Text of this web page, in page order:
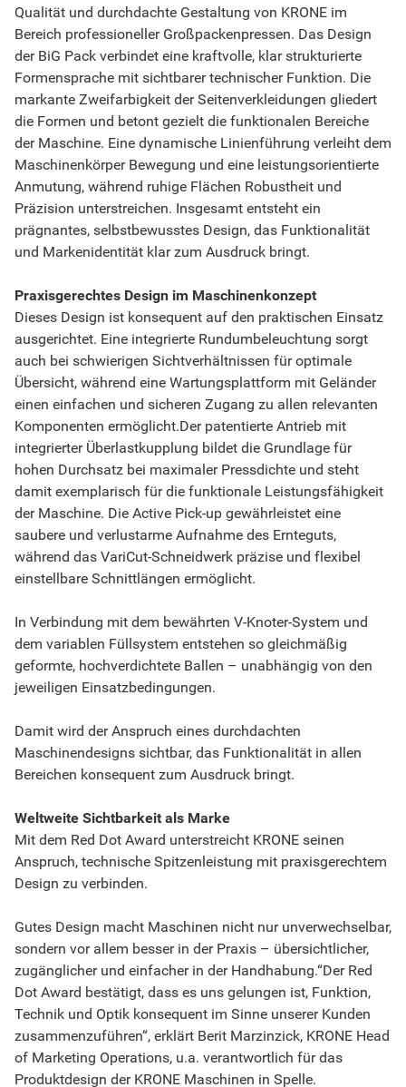
Qualität und durchdachte Gestaltung von KRONE im
Bereich professioneller Großpackenpressen. Das Design
der BiG Pack verbindet eine kraftvolle, klar strukturierte
Formensprache mit sichtbarer technischer Funktion. Die
markante Zweifarbigkeit der Seitenverkleidungen gliedert
die Formen und betont gezielt die funktionalen Bereiche
der Maschine. Eine dynamische Linienführung verleiht dem
Maschinenkörper Bewegung und eine leistungsorientierte
Anmutung, während ruhige Flächen Robustheit und
Präzision unterstreichen. Insgesamt entsteht ein
prägnantes, selbstbewusstes Design, das Funktionalität
und Markenidentität klar zum Ausdruck bringt.
Praxisgerechtes Design im Maschinenkonzept
Dieses Design ist konsequent auf den praktischen Einsatz
ausgerichtet. Eine integrierte Rundumbeleuchtung sorgt
auch bei schwierigen Sichtverhältnissen für optimale
Übersicht, während eine Wartungsplattform mit Geländer
einen einfachen und sicheren Zugang zu allen relevanten
Komponenten ermöglicht.Der patentierte Antrieb mit
integrierter Überlastkupplung bildet die Grundlage für
hohen Durchsatz bei maximaler Pressdichte und steht
damit exemplarisch für die funktionale Leistungsfähigkeit
der Maschine. Die Active Pick-up gewährleistet eine
saubere und verlustarme Aufnahme des Ernteguts,
während das VariCut-Schneidwerk präzise und flexibel
einstellbare Schnittlängen ermöglicht.
In Verbindung mit dem bewährten V-Knoter-System und
dem variablen Füllsystem entstehen so gleichmäßig
geformte, hochverdichtete Ballen – unabhängig von den
jeweiligen Einsatzbedingungen.
Damit wird der Anspruch eines durchdachten
Maschinendesigns sichtbar, das Funktionalität in allen
Bereichen konsequent zum Ausdruck bringt.
Weltweite Sichtbarkeit als Marke
Mit dem Red Dot Award unterstreicht KRONE seinen
Anspruch, technische Spitzenleistung mit praxisgerechtem
Design zu verbinden.
Gutes Design macht Maschinen nicht nur unverwechselbar,
sondern vor allem besser in der Praxis – übersichtlicher,
zugänglicher und einfacher in der Handhabung.“Der Red
Dot Award bestätigt, dass es uns gelungen ist, Funktion,
Technik und Optik konsequent im Sinne unserer Kunden
zusammenzuführen“, erklärt Berit Marzinzick, KRONE Head
of Marketing Operations, u.a. verantwortlich für das
Produktdesign der KRONE Maschinen in Spelle.